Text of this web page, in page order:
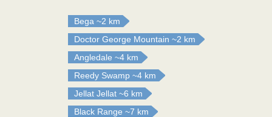
Bega ~2 km
Doctor George Mountain ~2 km
Angledale ~4 km
Reedy Swamp ~4 km
Jellat Jellat ~6 km
Black Range ~7 km